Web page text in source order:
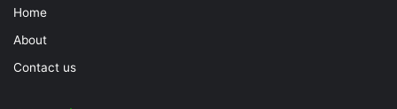
Home
About
Contact us